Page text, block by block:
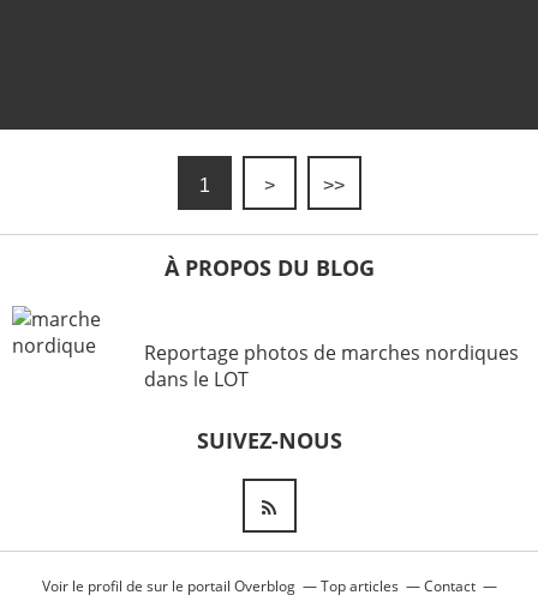
1 > >>
À PROPOS DU BLOG
Reportage photos de marches nordiques
dans le LOT
SUIVEZ-NOUS
Voir le profil de sur le portail Overblog Top articles Contact